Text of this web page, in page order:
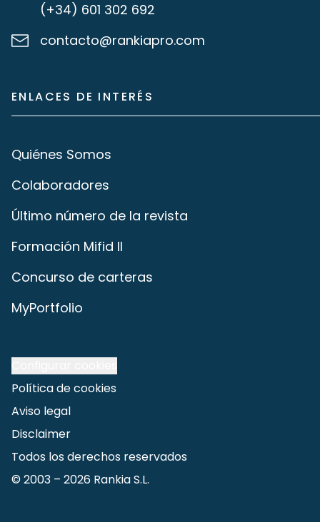
(+34) 601 302 692
contacto@rankiapro.com
ENLACES DE INTERÉS
Quiénes Somos
Colaboradores
Último número de la revista
Formación Mifid II
Concurso de carteras
MyPortfolio
Política de cookies
Aviso legal
Disclaimer
Todos los derechos reservados
© 2003 – 2026 Rankia S.L.